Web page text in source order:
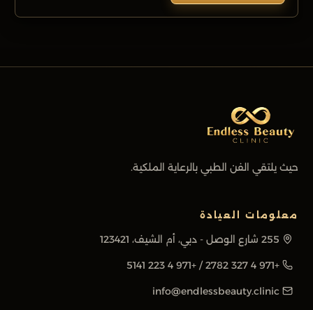
حيث يلتقي الفن الطبي بالرعاية الملكية.
معلومات العيادة
255 شارع الوصل - دبي، أم الشيف، 123421
+971 4 327 2782
/
+971 4 223 5141
info@endlessbeauty.clinic